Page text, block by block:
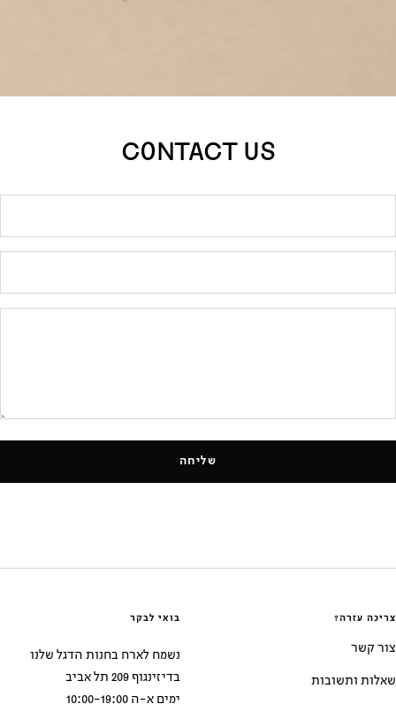
CONTACT US
שליחה
צריכה עזרה?
צור קשר
שאלות ותשובות
בואי לבקר
נשמח לארח בחנות הדגל שלנו
בדיזינגוף 209 תל אביב
ימים א-ה 10:00-19:00